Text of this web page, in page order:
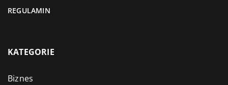
REGULAMIN
KATEGORIE
Biznes